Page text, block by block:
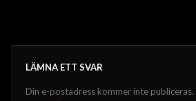
LÄMNA ETT SVAR
Din e-postadress kommer inte publiceras.